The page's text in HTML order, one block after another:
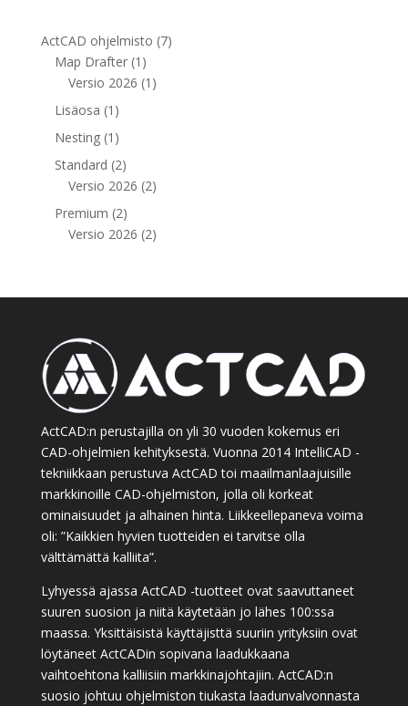
ActCAD ohjelmisto 77
Map Drafter 1 1
tuote
Versio 2026 1 1
Lisäosa 1 1
tuote
Nesting 1 1
tuote
Standard 22
tuotetta
Versio 2026 22
Premium 22
tuotetta
Versio 2026 22
ActCAD:n perustajilla on yli 30 vuoden kokemus eri
CAD-ohjelmien kehityksestä. Vuonna 2014 IntelliCAD -
tekniikkaan perustuva ActCAD toi maailmanlaajuisille
markkinoille CAD-ohjelmiston, jolla oli korkeat
ominaisuudet ja alhainen hinta. Liikkeellepaneva voima
oli: ”Kaikkien hyvien tuotteiden ei tarvitse olla
välttämättä kalliita”.
Lyhyessä ajassa ActCAD -tuotteet ovat saavuttaneet
suuren suosion ja niitä käytetään jo lähes 100:ssa
maassa. Yksittäisistä käyttäjisttä suuriin yrityksiin ovat
löytäneet ActCADin sopivana laadukkaana
vaihtoehtona kalliisiin markkinajohtajiin. ActCAD:n
suosio johtuu ohjelmiston tiukasta laadunvalvonnasta